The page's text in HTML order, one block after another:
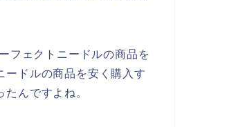
フェクトニードルの商品を
ードルの商品を安く購入す
んですよね。